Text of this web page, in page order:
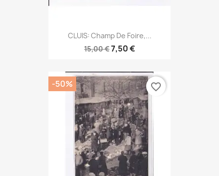
CLUIS: Champ De Foire,...
15,00 €7,50 €
-50% favorite_border